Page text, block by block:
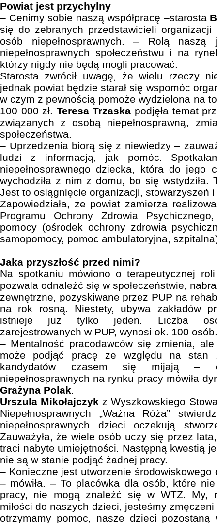
Powiat jest przychylny
– Cenimy sobie naszą współpracę –starosta
się do zebranych przedstawicieli
osób niepełnosprawnych. – Rolą naszą
niepełnosprawnych społeczeństwu i na
którzy nigdy nie będą mogli pracować.
Starosta zwrócił uwagę, że wielu rzeczy
jednak powiat będzie starał się wspomóc
w czym z pewnością pomoże wydzielona na
100 000 zł. Teresa Trzaska podjęła temat
związanych z osobą niepełnosprawną,
społeczeństwa.
– Uprzedzenia biorą się z niewiedzy –
ludzi z informacją, jak pomóc.
niepełnosprawnego dziecka, która do jego
wychodziła z nim z domu, bo się wstydziła.
Jest to osiągnięcie organizacji, stowarzyszeń i
Zapowiedziała, że powiat zamierza
Programu Ochrony Zdrowia
pomocy (ośrodek ochrony zdrowia
samopomocy, pomoc ambulatoryjna,
Jaka przyszłość przed nimi?
Na spotkaniu mówiono o terapeutycznej
pozwala odnaleźć się w społeczeństwie,
zewnętrzne, pozyskiwane przez PUP na
na rok rosną. Niestety, ubywa zakładów
istnieje już tylko jeden. Liczba osób
zarejestrowanych w PUP, wynosi ok. 100 osób.
– Mentalność pracodawców się zmienia,
może podjąć pracę ze względu na stan
kandydatów czasem się mijają –
niepełnosprawnych na rynku pracy mówiła
Grażyna Polak.
Urszula Mikołajczyk z Wyszkowskiego
Niepełnosprawnych „Ważna Róża”
niepełnosprawnych dzieci oczekują
Zauważyła, że wiele osób uczy się przez
traci nabyte umiejętności. Następną kwestią
nie są w stanie podjąć żadnej pracy.
– Konieczne jest utworzenie środowiskowego
– mówiła. – To placówka dla osób, które
pracy, nie mogą znaleźć się w WTZ. My,
miłości do naszych dzieci, jesteśmy
otrzymamy pomoc, nasze dzieci pozostaną